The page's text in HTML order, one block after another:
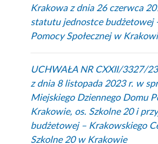
Krakowa z dnia 26 czerwca
statutu jednostce budżetowej
Pomocy Społecznej w
UCHWAŁA NR CXXII/3327/
z dnia 8 listopada 2023 r. w
Miejskiego Dziennego Domu
Krakowie, os. Szkolne 20 i
budżetowej – Krakowskiego
Szkolne 20 w Krakowie